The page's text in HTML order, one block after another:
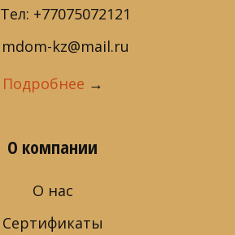
Тел: +77075072121
mdom-kz@mail.ru
Подробнее →
О компании
О нас
Сертификаты